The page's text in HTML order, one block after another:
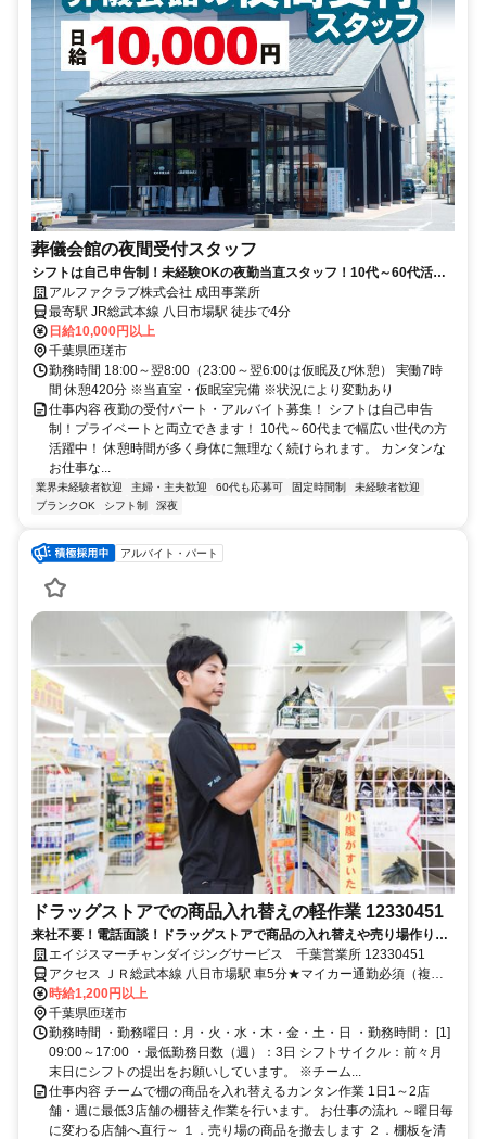
葬儀会館の夜間受付スタッフ
シフトは自己申告制！未経験OKの夜勤当直スタッフ！10代～60代活躍
中！経験・学歴・性別不問！
アルファクラブ株式会社 成田事業所
最寄駅 JR総武本線 八日市場駅 徒歩で4分
日給10,000円以上
千葉県匝瑳市
勤務時間 18:00～翌8:00（23:00～翌6:00は仮眠及び休憩） 実働7時
間 休憩420分 ※当直室・仮眠室完備 ※状況により変動あり
仕事内容 夜勤の受付パート・アルバイト募集！ シフトは自己申告
制！プライベートと両立できます！ 10代～60代まで幅広い世代の方
活躍中！ 休憩時間が多く身体に無理なく続けられます。 カンタンな
お仕事な...
業界未経験者歓迎 主婦・主夫歓迎 60代も応募可 固定時間制
未経験者歓迎
ブランクOK
シフト制 深夜
アルバイト・パート
ドラッグストアでの商品入れ替えの軽作業 12330451
来社不要！電話面談！ドラッグストアで商品の入れ替えや売り場作りを
行う簡単軽作業
エイジスマーチャンダイジングサービス 千葉営業所 12330451
アクセス ＪＲ総武本線 八日市場駅 車5分★マイカー通勤必須（複数
店舗を巡回するため）
時給1,200円以上
千葉県匝瑳市
勤務時間 ・勤務曜日：月・火・水・木・金・土・日 ・勤務時間： [1]
09:00～17:00 ・最低勤務日数（週）：3日 シフトサイクル：前々月
末日にシフトの提出をお願いしています。 ※チーム...
仕事内容 チームで棚の商品を入れ替えるカンタン作業 1日1～2店
舗・週に最低3店舗の棚替え作業を行います。 お仕事の流れ ～曜日毎
に変わる店舗へ直行～ １．売り場の商品を撤去します ２．棚板を清